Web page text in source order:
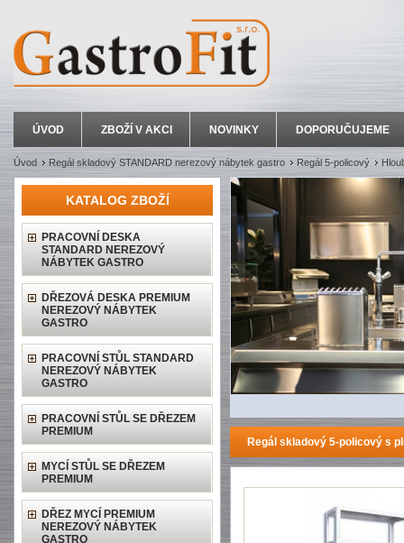
ÚVOD ZBOŽÍ V AKCI NOVINKY DOPORUČUJEME
Úvod Regál skladový STANDARD nerezový nábytek gastro Regál 5-policový
KATALOG ZBOŽÍ
PRACOVNÍ DESKA
STANDARD NEREZOVÝ
NÁBYTEK GASTRO
DŘEZOVÁ DESKA PREMIUM
NEREZOVÝ NÁBYTEK
GASTRO
PRACOVNÍ STŮL STANDARD
NEREZOVÝ NÁBYTEK
GASTRO
PRACOVNÍ STŮL SE DŘEZEM
PREMIUM
MYCÍ STŮL SE DŘEZEM
PREMIUM
DŘEZ MYCÍ PREMIUM
NEREZOVÝ NÁBYTEK
GASTRO
Regál skladový 5-policový s